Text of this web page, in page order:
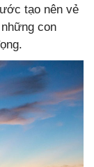
tạo nên vẻ
con